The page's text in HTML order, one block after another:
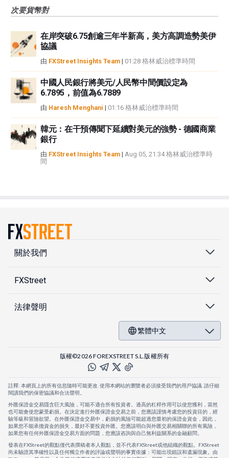
次要貨幣對
在岸突破6.75創逾三年半新高，美方高調造勢美伊
協議
由 FXStreet Insights Team | 01:28 格林威治標準時間
中國人民銀行將美元/人民幣中間價設定為
6.7895，前值為6.7889
由 Haresh Menghani | 01:16 格林威治標準時間
韓元：在干預傳聞下延續對美元的強勢 - 德國商業
銀行
由 FXStreet Insights Team | Aug 05, 21:34 格林威治標準時
間
關於我們
FXStreet
法律聲明
繁體中文
版權©2026 FOREXSTREET S.L.版權所有
註釋: 本網頁上的所有信息隨時可能更改. 使用本網站的瀏覽者必須接受我們的用戶協議. 請仔細
閱讀我們的保密協議和合法聲明。
外匯保證金交易隱含巨大風險，可能不適合所有投資者。過高的杠桿作用可以使您獲利，當然
也可能會使您蒙受虧損。在決定進行外匯保證金交易之前，您應該謹慎考慮您的投資目的，經
驗等級和冒險欲望。在外匯保證金交易中，虧損的風險可能超過您最初的保證金資金，因此，
如果您不能承擔資金的損失，最好不要投資外匯。您應該明白與外匯交易相關聯的所有風險，
如果您有任何外匯保證金交易方面的問題，您應該咨詢與自己無利益關系的金融顧問。
發表在FXStreet的觀點僅代表撰稿者本人觀點，並不代表FXStreet或他組織的觀點。FXStreet
尚未驗證其準確性以及任何獨立作者的評論或聲明的事實依據：可能出現錯誤和遺漏現象。由